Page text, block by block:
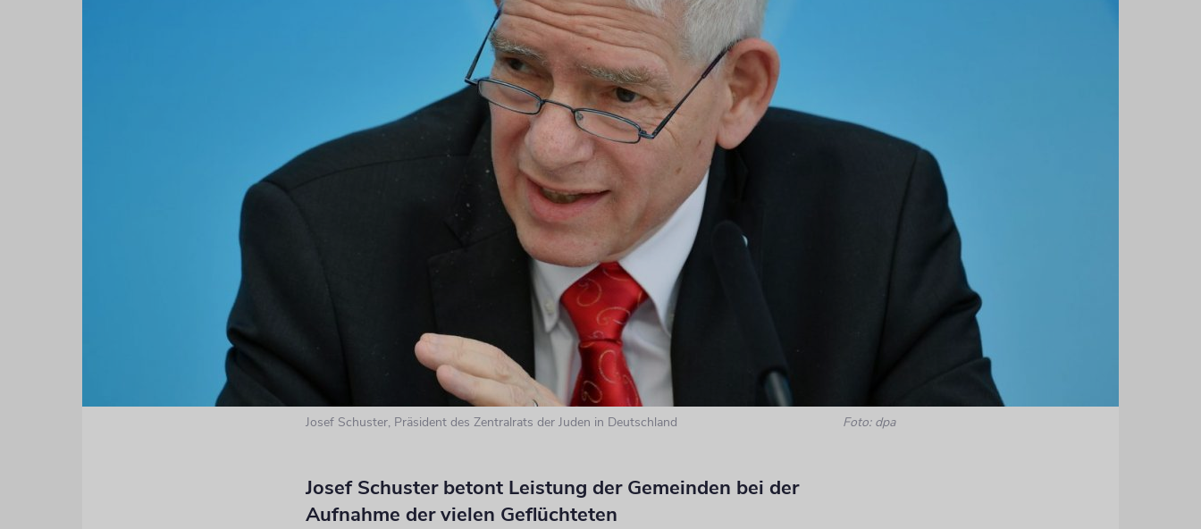
Josef Schuster, Präsident des Zentralrats der Juden in Deutschland Foto: dpa
Josef Schuster betont Leistung der Gemeinden bei der
Aufnahme der vielen Geflüchteten